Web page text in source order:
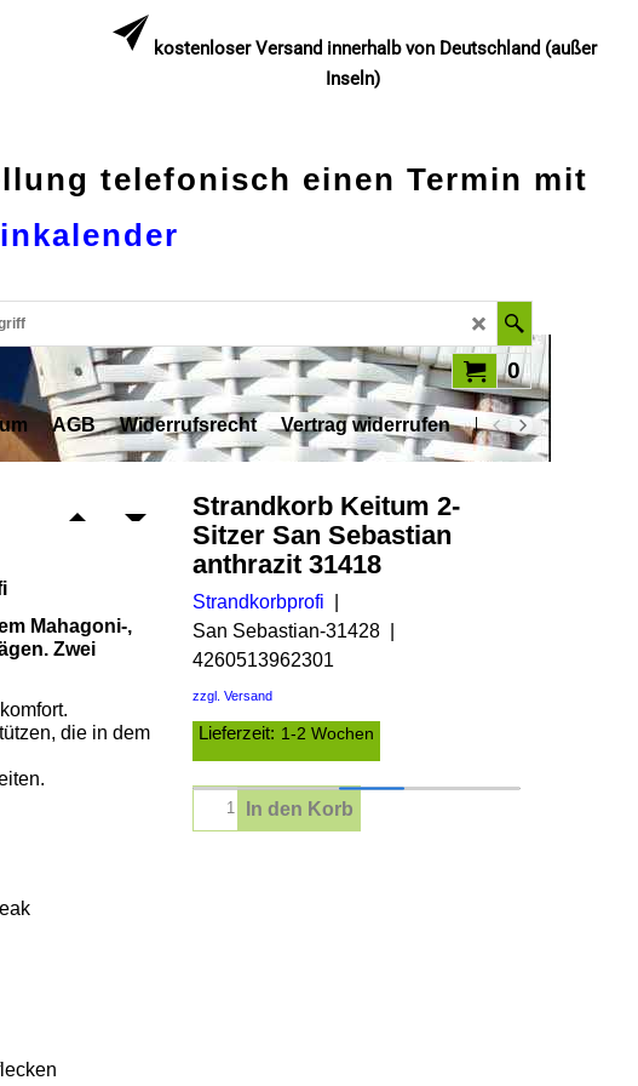
kostenloser Versand innerhalb von Deutschland (außer
Inseln)
telefonisch einen Termin mit
0
AGB Widerrufsrecht Vertrag widerrufen Datenschutz
Strandkorb Keitum 2-
Sitzer San Sebastian
anthrazit 31418
Strandkorbprofi
San Sebastian-31428
4260513962301
zzgl. Versand
Lieferzeit: 1-2 Wochen
In den Korb
Mahagoni-,
Zwei
die in dem